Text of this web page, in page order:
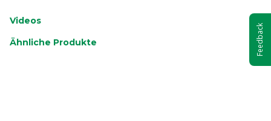
Videos
Ähnliche Produkte
Feedback